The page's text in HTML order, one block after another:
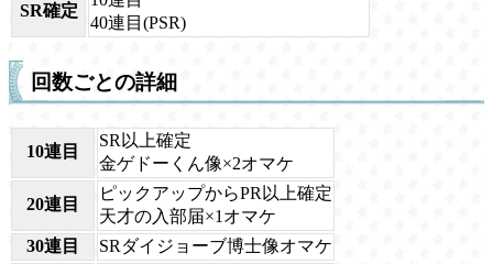
SR確定
40連目(PSR)
回数ごとの詳細
10連目
SR以上確定
金ゲドーくん像×2オマケ
20連目
ピックアップからPR以上確定
天才の入部届×1オマケ
30連目
SRダイジョーブ博士像オマケ